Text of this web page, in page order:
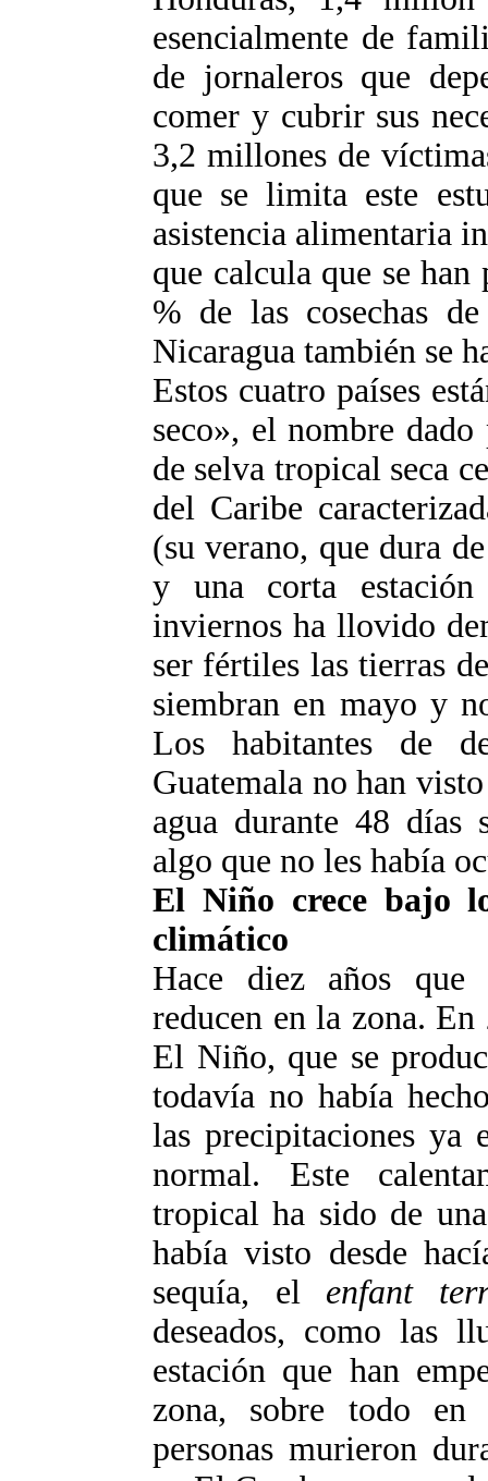
esencialmente de
de jornaleros que
comer y cubrir sus
3,2 millones de
que se limita este
asistencia alimentaria
que calcula que se
% de las cosechas
Nicaragua también se
Estos cuatro países
seco», el nombre
de selva tropical seca
del Caribe
(su verano, que dura
y una corta
inviernos ha llovido
ser fértiles las tierras
siembran en mayo y
Los habitantes de
Guatemala no han
agua durante 48 días
algo que no les había
El Niño crece bajo
climático
Hace diez años que
reducen en la zona.
El Niño, que se
todavía no había
las precipitaciones ya
normal. Este
tropical ha sido de
había visto desde
sequía, el enfant
deseados, como las
estación que han
zona, sobre todo en
personas murieron